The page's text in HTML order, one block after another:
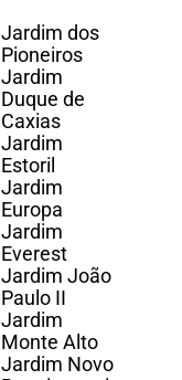
Jardim dos
Pioneiros
Jardim
Duque de
Caxias
Jardim
Estoril
Jardim
Europa
Jardim
Everest
Jardim João
Paulo II
Jardim
Monte Alto
Jardim Novo